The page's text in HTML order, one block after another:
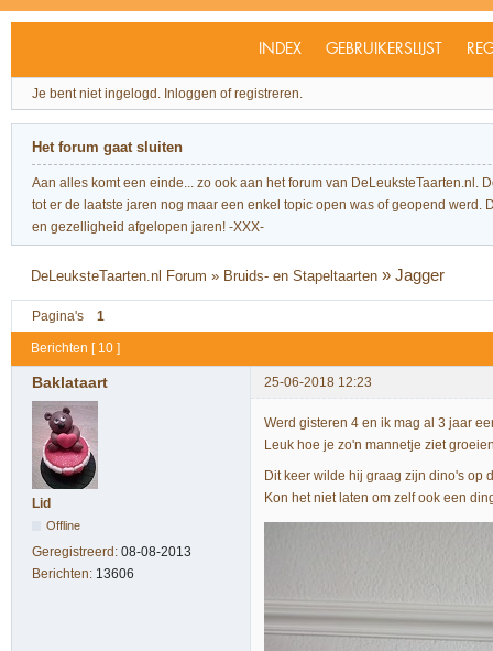
INDEX GEBRUIKERSLIJST
Je bent niet ingelogd. Inloggen of registreren.
Het forum gaat sluiten
Aan alles komt een einde... zo ook aan het forum van
tot er de laatste jaren nog maar een enkel topic open was of geopend
en gezelligheid afgelopen jaren! -XXX-
DeLeuksteTaarten.nl Forum » Bruids- en Stapeltaarten »Jagger
Pagina's 1
Berichten [ 10 ]
Baklataart 25-06-2018 12:23
Lid
Offline
Geregistreerd: 08-08-2013
Berichten: 13606
Werd gisteren 4 en ik mag al 3 jaar
Leuk hoe je zo'n mannetje ziet
Dit keer wilde hij graag zijn dino's op
Kon het niet laten om zelf ook een